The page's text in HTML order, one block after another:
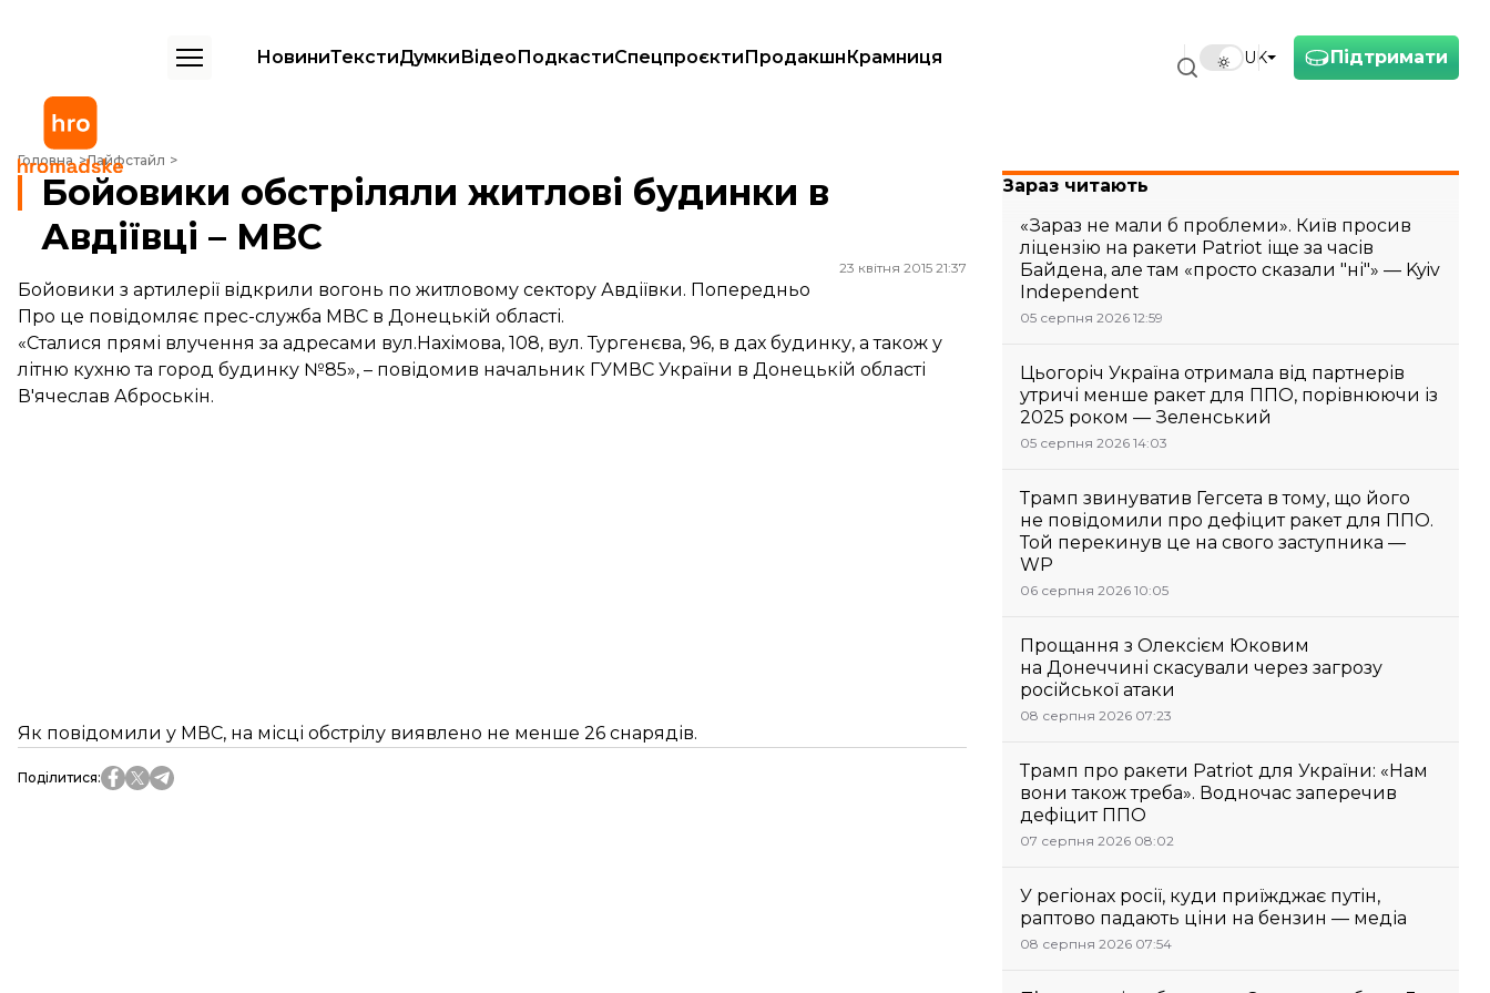
Підтримати
UK
НовиниТекстиДумкиВідеоПодкастиСпецпроєктиПродакшнКрамниця
Головна Лайфстайл
Бойовики обстріляли житлові будинки в Авдіївці – МВС
Бойовики обстріляли житлові будинки в
Авдіївці – МВС
23 квітня 2015 21:37
Бойовики з артилерії відкрили вогонь по житловому сектору Авдіївки. Попередньо
Про це повідомляє прес-служба МВС в Донецькій області.
«Сталися прямі влучення за адресами вул.Нахімова, 108, вул. Тургенєва, 96, в дах будинку, а також у
літню кухню та город будинку №85», – повідомив начальник ГУМВС України в Донецькій області
В'ячеслав Аброськін.
Як повідомили у МВС, на місці обстрілу виявлено не менше 26 снарядів.
Поділитися:
Зараз читають
«Зараз не мали б проблеми». Київ просив
ліцензію на ракети Patriot іще за часів
Байдена, але там «просто сказали "ні"» — Kyiv
Independent
05 серпня 2026 12:59
Цьогоріч Україна отримала від партнерів
утричі менше ракет для ППО, порівнюючи із
2025 роком — Зеленський
05 серпня 2026 14:03
Трамп звинуватив Гегсета в тому, що його
не повідомили про дефіцит ракет для ППО.
Той перекинув це на свого заступника —
WP
06 серпня 2026 10:05
Прощання з Олексієм Юковим
на Донеччині скасували через загрозу
російської атаки
08 серпня 2026 07:23
Трамп про ракети Patriot для України: «Нам
вони також треба». Водночас заперечив
дефіцит ППО
07 серпня 2026 08:02
У регіонах росії, куди приїжджає путін,
раптово падають ціни на бензин — медіа
08 серпня 2026 07:54